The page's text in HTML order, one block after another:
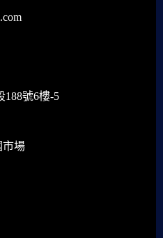
188號6樓-5
市場